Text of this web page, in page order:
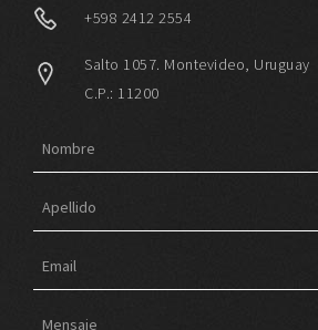
+598 2412 2554
Salto 1057. Montevideo, Uruguay
C.P.: 11200